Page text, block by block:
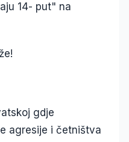
14- put" na
gdje
agresije i četništva